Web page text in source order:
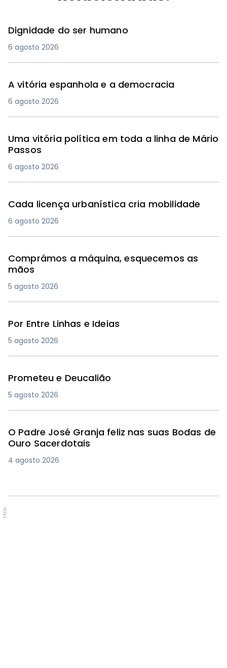
Dignidade do ser humano
6 agosto 2026
A vitória espanhola e a democracia
6 agosto 2026
Uma vitória política em toda a linha de Mário
Passos
6 agosto 2026
Cada licença urbanística cria mobilidade
6 agosto 2026
Comprámos a máquina, esquecemos as
mãos
5 agosto 2026
Por Entre Linhas e Ideias
5 agosto 2026
Prometeu e Deucalião
5 agosto 2026
O Padre José Granja feliz nas suas Bodas de
Ouro Sacerdotais
4 agosto 2026
PUB.